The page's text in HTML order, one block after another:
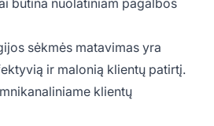
sėkmės matavimas yra
ir malonią klientų patirtį.
klientų